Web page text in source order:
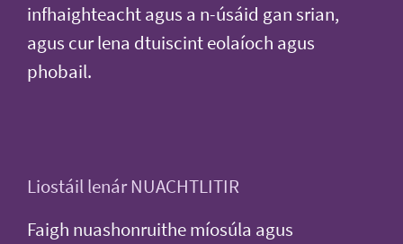
infhaighteacht agus a n-úsáid gan srian,
agus cur lena dtuiscint eolaíoch agus
phobail.
Liostáil lenár NUACHTLITIR
Faigh nuashonruithe míosúla agus